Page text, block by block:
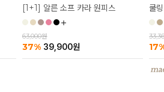
[1+1] 알른 소프 카라 원피스
63,000원
37% 39,900원
쿨